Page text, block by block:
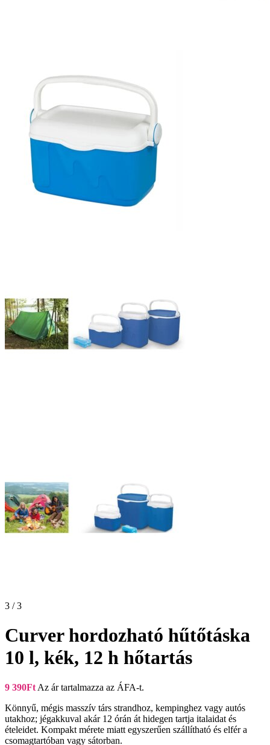
3 / 3
Curver hordozható hűtőtáska
10 l, kék, 12 h hőtartás
9 390Ft Az ár tartalmazza az ÁFA-t.
Könnyű, mégis masszív társ strandhoz, kempinghez vagy autós
utakhoz; jégakkuval akár 12 órán át hidegen tartja italaidat és
ételeidet. Kompakt mérete miatt egyszerűen szállítható és elfér a
csomagtartóban vagy sátorban.